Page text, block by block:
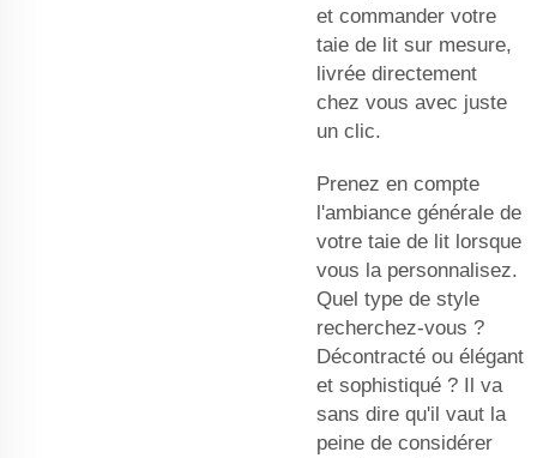
et commander votre
taie de lit sur mesure,
livrée directement
chez vous avec juste
un clic.
Prenez en compte
l'ambiance générale de
votre taie de lit lorsque
vous la personnalisez.
Quel type de style
recherchez-vous ?
Décontracté ou élégant
et sophistiqué ? Il va
sans dire qu'il vaut la
peine de considérer